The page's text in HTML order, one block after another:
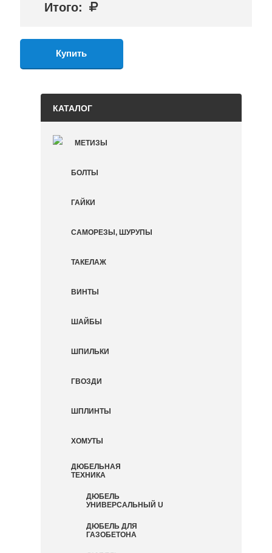
КАТАЛОГ
МЕТИЗЫ
БОЛТЫ
ГАЙКИ
САМОРЕЗЫ, ШУРУПЫ
ТАКЕЛАЖ
ВИНТЫ
ШАЙБЫ
ШПИЛЬКИ
ГВОЗДИ
ШПЛИНТЫ
ХОМУТЫ
ДЮБЕЛЬНАЯ
ТЕХНИКА
ДЮБЕЛЬ
УНИВЕРСАЛЬНЫЙ U
ДЮБЕЛЬ ДЛЯ
ГАЗОБЕТОНА
Итого: